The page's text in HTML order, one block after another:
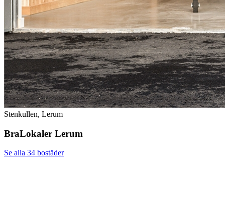
Stenkullen, Lerum
BraLokaler Lerum
Se alla 34 bostäder